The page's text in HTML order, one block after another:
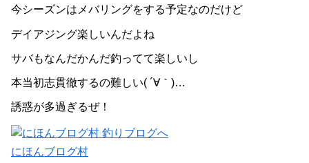
今シーズンはメバリングをする予定なのだけど
デイアジング楽しいんだよね
サバもなんだかんだ釣ってて楽しいし
本当初志貫徹するの難しい( ´∀｀)…
誘惑が多過ぎるぜ！
にほんブログ村